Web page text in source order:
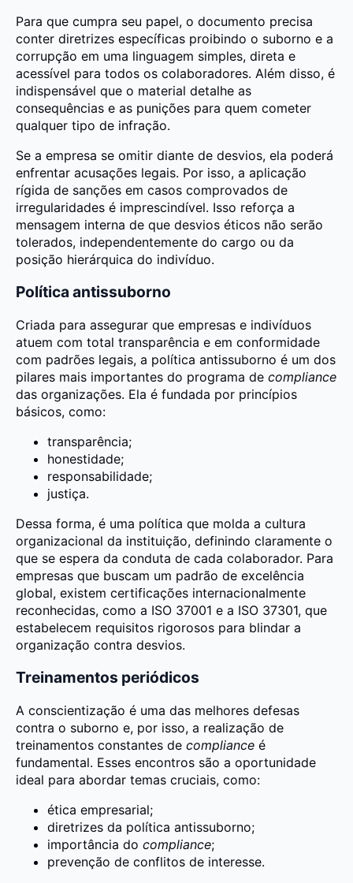
Para que cumpra seu papel, o documento precisa
conter diretrizes específicas proibindo o suborno e a
corrupção em uma linguagem simples, direta e
acessível para todos os colaboradores. Além disso, é
indispensável que o material detalhe as
consequências e as punições para quem cometer
qualquer tipo de infração.
Se a empresa se omitir diante de desvios, ela poderá
enfrentar acusações legais. Por isso, a aplicação
rígida de sanções em casos comprovados de
irregularidades é imprescindível. Isso reforça a
mensagem interna de que desvios éticos não serão
tolerados, independentemente do cargo ou da
posição hierárquica do indivíduo.
Política antissuborno
Criada para assegurar que empresas e indivíduos
atuem com total transparência e em conformidade
com padrões legais, a política antissuborno é um dos
pilares mais importantes do programa de compliance
das organizações. Ela é fundada por princípios
básicos, como:
transparência;
honestidade;
responsabilidade;
justiça.
Dessa forma, é uma política que molda a cultura
organizacional da instituição, definindo claramente o
que se espera da conduta de cada colaborador. Para
empresas que buscam um padrão de excelência
global, existem certificações internacionalmente
reconhecidas, como a ISO 37001 e a ISO 37301, que
estabelecem requisitos rigorosos para blindar a
organização contra desvios.
Treinamentos periódicos
A conscientização é uma das melhores defesas
contra o suborno e, por isso, a realização de
treinamentos constantes de compliance é
fundamental. Esses encontros são a oportunidade
ideal para abordar temas cruciais, como:
ética empresarial;
diretrizes da política antissuborno;
importância do compliance;
prevenção de conflitos de interesse.